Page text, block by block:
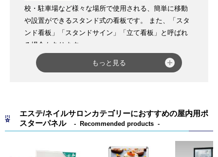
校・駐車場など様々な場所で使用される、簡単に移動
や設置ができるスタンド式の看板です。 また、「スタ
ンド看板」「スタンドサイン」「立て看板」と呼ばれ
る場合もあります。
用途としては、商品・サービス・メニュー案内など販
売促進目的で使用される場合や、店舗名やロゴを表記
煙のような注意喚起に使用される案内サインもありま
す。
R型看
板(カーブサイン)
T型看板(タワーサイン)
もっと見る
エステ/ネイルサロンカテゴリーにおすすめの屋内用ポ
スターパネル
Recommended products